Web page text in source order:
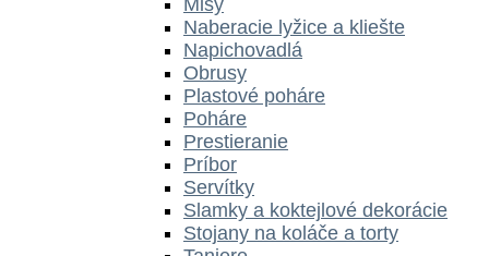
Naberacie lyžice a kliešte
Napichovadlá
Obrusy
Plastové poháre
Poháre
Prestieranie
Príbor
Servítky
Slamky a koktejlové dekorácie
Stojany na koláče a torty